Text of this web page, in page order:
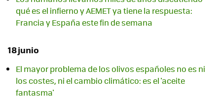
qué es el infierno y AEMET ya tiene la respuesta:
Francia y España este fin de semana
18 junio
El mayor problema de los olivos españoles no es ni
los costes, ni el cambio climático: es el 'aceite
fantasma'